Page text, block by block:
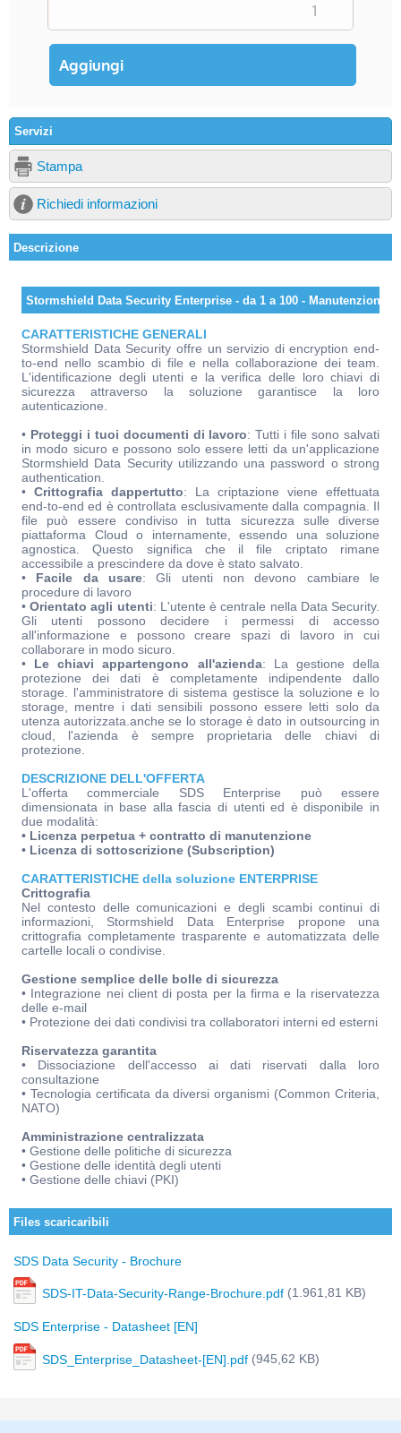
Servizi
Stampa
Richiedi informazioni
Descrizione
Stormshield Data Security Enterprise - da 1 a 100 - Manutenzione 3
CARATTERISTICHE GENERALI
Stormshield Data Security offre un servizio di encryption end-
to-end nello scambio di file e nella collaborazione dei team.
L'identificazione degli utenti e la verifica delle loro chiavi di
sicurezza attraverso la soluzione garantisce la loro
autenticazione.
• Proteggi i tuoi documenti di lavoro: Tutti i file sono salvati
in modo sicuro e possono solo essere letti da un'applicazione
Stormshield Data Security utilizzando una password o strong
authentication.
• Crittografia dappertutto: La criptazione viene effettuata
end-to-end ed è controllata esclusivamente dalla compagnia. Il
file può essere condiviso in tutta sicurezza sulle diverse
piattaforma Cloud o internamente, essendo una soluzione
agnostica. Questo significa che il file criptato rimane
accessibile a prescindere da dove è stato salvato.
• Facile da usare: Gli utenti non devono cambiare le
procedure di lavoro
•Orientato agli utenti: L'utente è centrale nella Data Security.
Gli utenti possono decidere i permessi di accesso
all'informazione e possono creare spazi di lavoro in cui
collaborare in modo sicuro.
• Le chiavi appartengono all'azienda: La gestione della
protezione dei dati è completamente indipendente dallo
storage. l'amministratore di sistema gestisce la soluzione e lo
storage, mentre i dati sensibili possono essere letti solo da
utenza autorizzata.anche se lo storage è dato in outsourcing in
cloud, l'azienda è sempre proprietaria delle chiavi di
protezione.
DESCRIZIONE DELL'OFFERTA
L'offerta commerciale SDS Enterprise può essere
dimensionata in base alla fascia di utenti ed è disponibile in
due modalità:
• Licenza perpetua + contratto di manutenzione
• Licenza di sottoscrizione (Subscription)
CARATTERISTICHE della soluzione ENTERPRISE
Crittografia
Nel contesto delle comunicazioni e degli scambi continui di
informazioni, Stormshield Data Enterprise propone una
crittografia completamente trasparente e automatizzata delle
cartelle locali o condivise.
Gestione semplice delle bolle di sicurezza
• Integrazione nei client di posta per la firma e la riservatezza
delle e-mail
• Protezione dei dati condivisi tra collaboratori interni ed esterni
Riservatezza garantita
• Dissociazione dell'accesso ai dati riservati dalla loro
consultazione
• Tecnologia certificata da diversi organismi (Common Criteria,
NATO)
Amministrazione centralizzata
• Gestione delle politiche di sicurezza
• Gestione delle identità degli utenti
• Gestione delle chiavi (PKI)
Files scaricaribili
SDS Data Security - Brochure
SDS-IT-Data-Security-Range-Brochure.pdf (1.961,81 KB)
SDS Enterprise - Datasheet [EN]
SDS_Enterprise_Datasheet-[EN].pdf (945,62 KB)